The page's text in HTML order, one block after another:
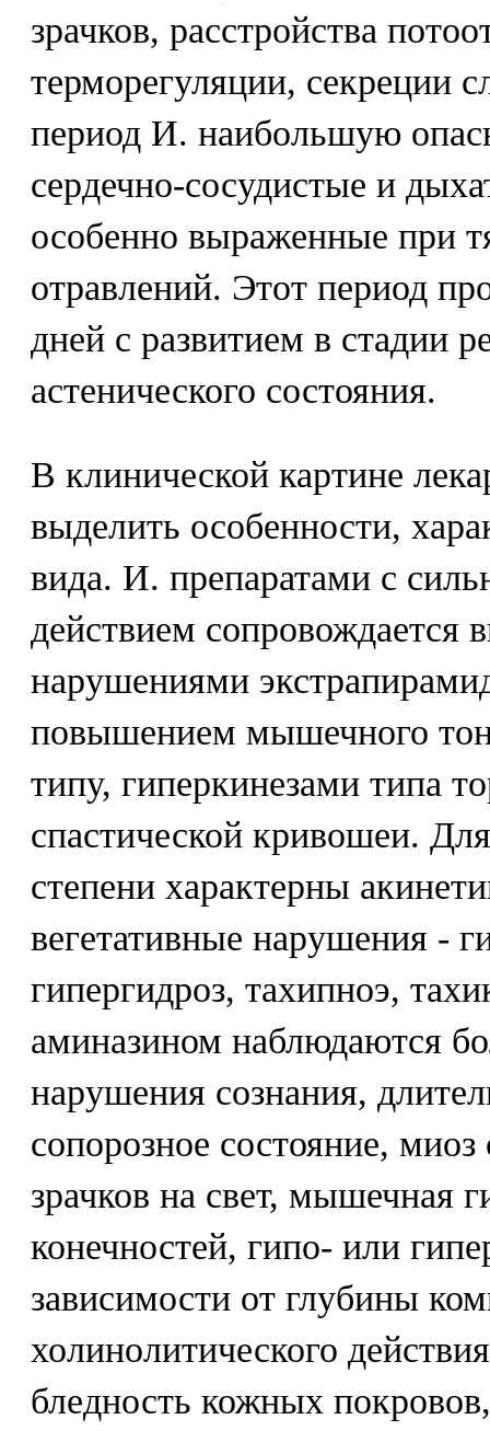
зрачков, расстройства
терморегуляции, секреции
период И. наибольшую
сердечно-сосудистые и
особенно выраженные при
отравлений. Этот период
дней с развитием в стадии
астенического состояния.
В клинической картине
выделить особенности,
вида. И. препаратами с
действием
нарушениями
повышением мышечного
типу, гиперкинезами типа
спастической кривошеи.
степени характерны
вегетативные нарушения -
гипергидроз, тахипноэ,
аминазином наблюдаются
нарушения сознания,
сопорозное состояние,
зрачков на свет, мышечная
конечностей, гипо- или
зависимости от глубины
холинолитического
бледность кожных